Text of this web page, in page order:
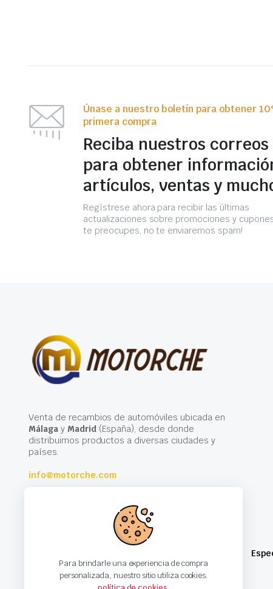
Únase a nuestro boletín para obtener
primera compra
Reciba nuestros
para obtener
artículos, ventas y
Regístrese ahora para recibir las últimas
actualizaciones sobre promociones y
te preocupes, no te enviaremos spam!
Venta de recambios de automóviles ubicada en
Málagay Madrid(España), desde donde
distribuimos productos a diversas ciudades y
países.
info@motorche.com
Para brindarle una experiencia de compra
personalizada, nuestro sitio utiliza cookies.